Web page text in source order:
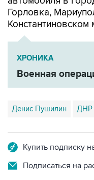
Горловка,
Константиновском
ХРОНИКА
Военная
Денис Пушилин ДНР
Купить подписку
Подписаться на